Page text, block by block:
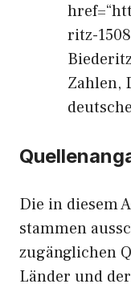
ritz-
Zahlen,
Die in diesem
stammen
zugänglichen
Länder und